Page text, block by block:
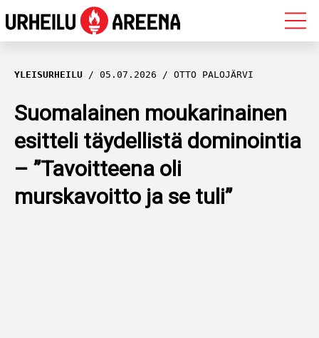
OLYMPIALAISET
MAASTOHIIHTO
AMPUMAHIIHTO
YLEISURHEILU
YLEISURHEILU 05.07.2026 OTTO PALOJÄRVI
Suomalainen moukarinainen
esitteli täydellistä dominointia
– ”Tavoitteena oli
murskavoitto ja se tuli”